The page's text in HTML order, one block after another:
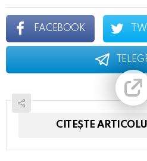
FACEBOOK
CITEȘTE